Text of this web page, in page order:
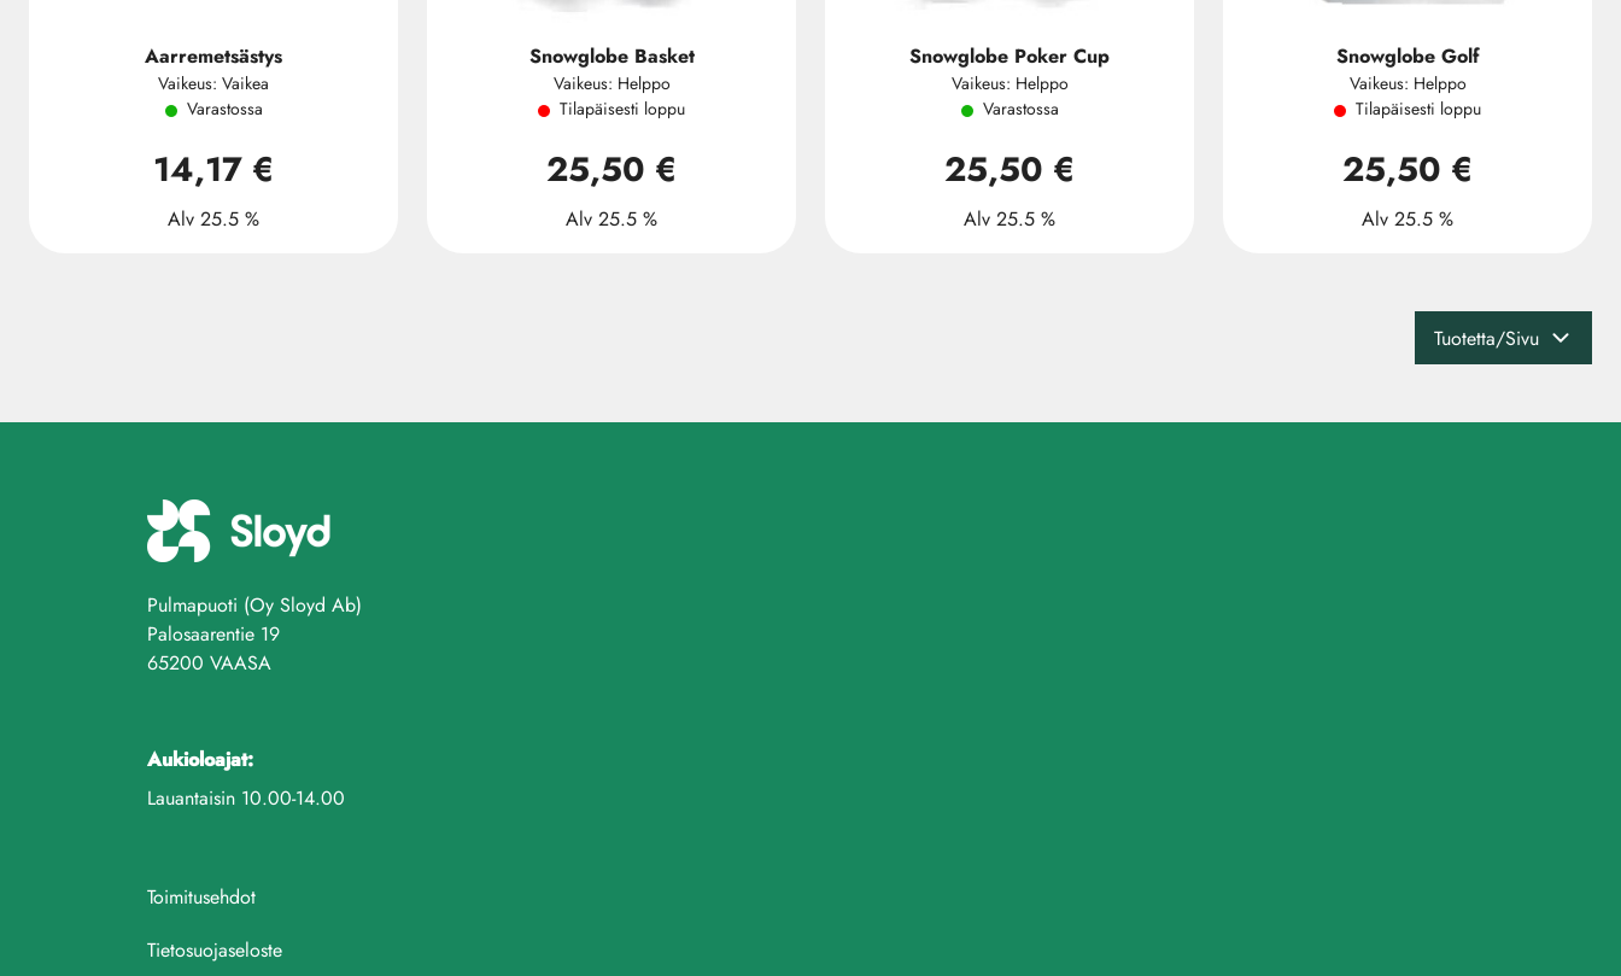
Aarremetsästys
Vaikeus: Vaikea
Varastossa
14,17 €
Alv 25.5 %
Snowglobe Basket
Vaikeus: Helppo
Tilapäisesti loppu
25,50 €
Alv 25.5 %
Snowglobe Poker Cup
Vaikeus: Helppo
Varastossa
25,50 €
Alv 25.5 %
Snowglobe Golf
Vaikeus: Helppo
Tilapäisesti loppu
25,50 €
Alv 25.5 %
Tuotetta/Sivu
Pulmapuoti (Oy Sloyd Ab)
Palosaarentie 19
65200 VAASA
Aukioloajat:
Lauantaisin 10.00-14.00
Toimitusehdot
Tietosuojaseloste